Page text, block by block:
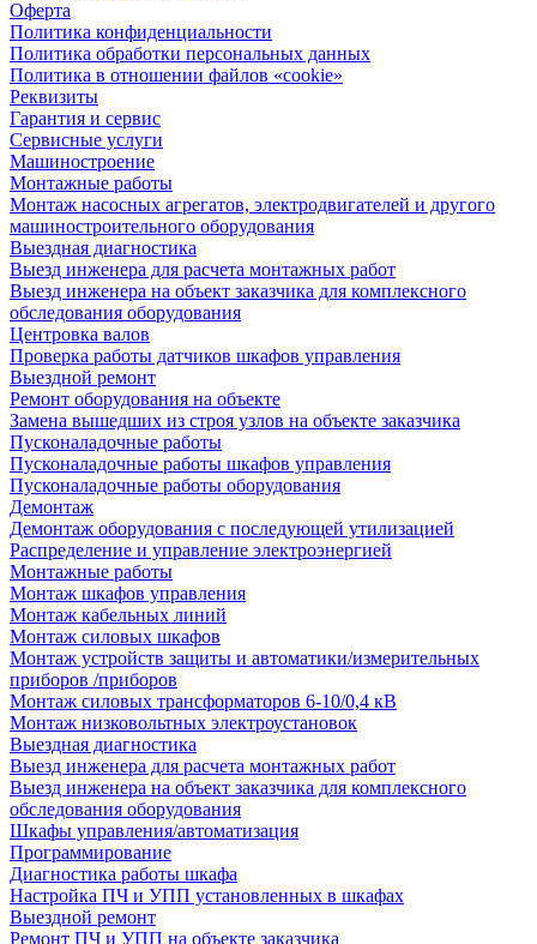
Оферта
Политика конфиденциальности
Политика обработки персональных данных
Политика в отношении файлов «cookie»
Реквизиты
Гарантия и сервис
Сервисные услуги
Машиностроение
Монтажные работы
Монтаж насосных агрегатов, электродвигателей и другого
машиностроительного оборудования
Выездная диагностика
Выезд инженера для расчета монтажных работ
Выезд инженера на объект заказчика для комплексного
обследования оборудования
Центровка валов
Проверка работы датчиков шкафов управления
Выездной ремонт
Ремонт оборудования на объекте
Замена вышедших из строя узлов на объекте заказчика
Пусконаладочные работы
Пусконаладочные работы шкафов управления
Пусконаладочные работы оборудования
Демонтаж
Демонтаж оборудования с последующей утилизацией
Распределение и управление электроэнергией
Монтажные работы
Монтаж шкафов управления
Монтаж кабельных линий
Монтаж силовых шкафов
Монтаж устройств защиты и автоматики/измерительных
приборов /приборов
Монтаж силовых трансформаторов 6-10/0,4 кВ
Монтаж низковольтных электроустановок
Выездная диагностика
Выезд инженера для расчета монтажных работ
Выезд инженера на объект заказчика для комплексного
обследования оборудования
Шкафы управления/автоматизация
Программирование
Диагностика работы шкафа
Настройка ПЧ и УПП установленных в шкафах
Выездной ремонт
Ремонт ПЧ и УПП на объекте заказчика